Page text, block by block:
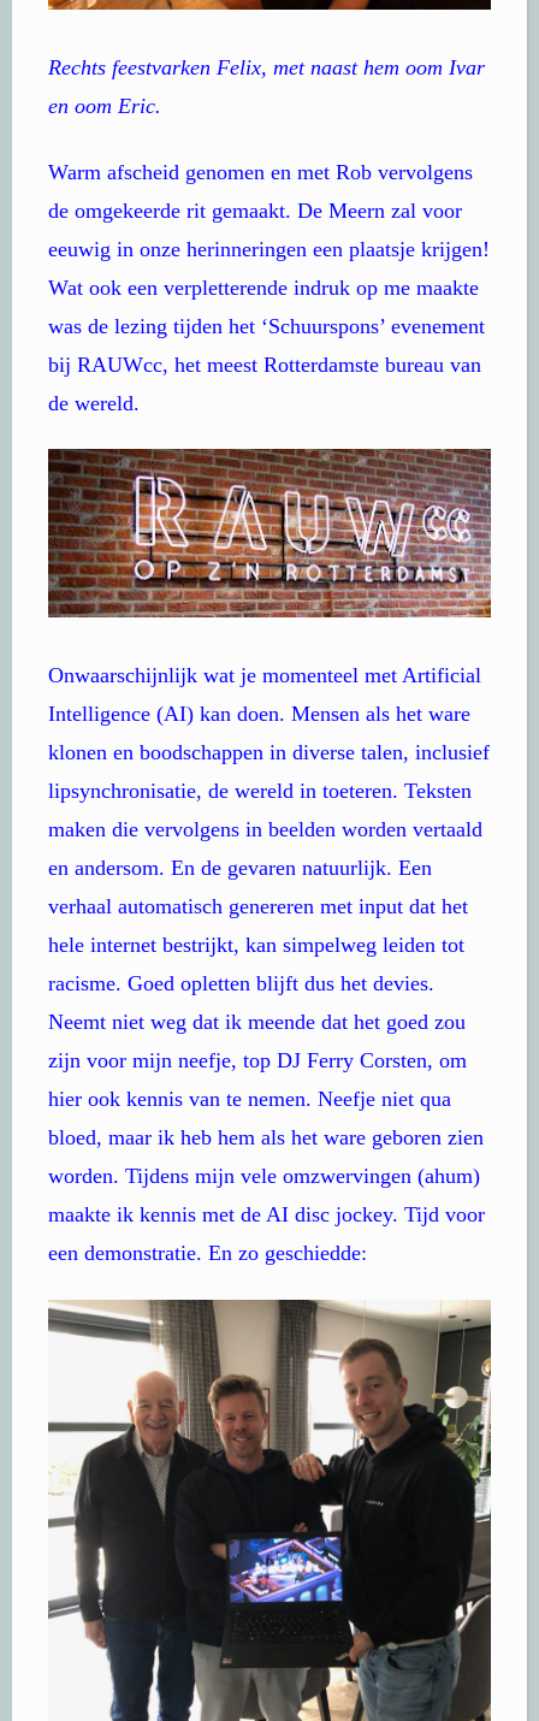
Rechts feestvarken Felix, met naast hem oom Ivar
en oom Eric.
Warm afscheid genomen en met Rob vervolgens
de omgekeerde rit gemaakt. De Meern zal voor
eeuwig in onze herinneringen een plaatsje krijgen!
Wat ook een verpletterende indruk op me maakte
was de lezing tijden het ‘Schuurspons’ evenement
bij RAUWcc, het meest Rotterdamste bureau van
de wereld.
Onwaarschijnlijk wat je momenteel met Artificial
Intelligence (AI) kan doen. Mensen als het ware
klonen en boodschappen in diverse talen, inclusief
lipsynchronisatie, de wereld in toeteren. Teksten
maken die vervolgens in beelden worden vertaald
en andersom. En de gevaren natuurlijk. Een
verhaal automatisch genereren met input dat het
hele internet bestrijkt, kan simpelweg leiden tot
racisme. Goed opletten blijft dus het devies.
Neemt niet weg dat ik meende dat het goed zou
zijn voor mijn neefje, top DJ Ferry Corsten, om
hier ook kennis van te nemen. Neefje niet qua
bloed, maar ik heb hem als het ware geboren zien
worden. Tijdens mijn vele omzwervingen (ahum)
maakte ik kennis met de AI disc jockey. Tijd voor
een demonstratie. En zo geschiedde: